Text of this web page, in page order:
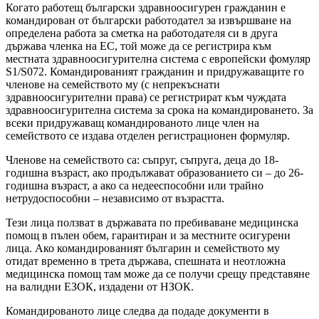
Когато работещ български здравноосигурен гражданин е
командирован от български работодател за извършване на
определена работа за сметка на работодателя си в друга
държава членка на ЕС, той може да се регистрира към
местната здравноосигурителна система с европейски фомуляр
S1/S072. Командированият гражданин и придружаващите го
членове на семейството му (с непрекъснати
здравноосигурителни права) се регистрират към чуждата
здравноосигурителна система за срока на командироването. За
всеки придружаващ командированото лице член на
семейството се издава отделен регистрационен формуляр.
Членове на семейството са: съпруг, съпруга, деца до 18-
годишна възраст, ако продължават образованието си – до 26-
годишна възраст, а ако са недееспособни или трайно
нетрудоспособни – независимо от възрастта.
Тези лица ползват в държавата по пребиваване медицинска
помощ в пълен обем, гарантиран и за местните осигурени
лица. Ако командированият българин и семейството му
отидат временно в трета държава, спешната и неотложна
медицинска помощ там може да се получи срещу представяне
на валидни ЕЗОК, издадени от НЗОК.
Командированото лице следва да подаде документи в